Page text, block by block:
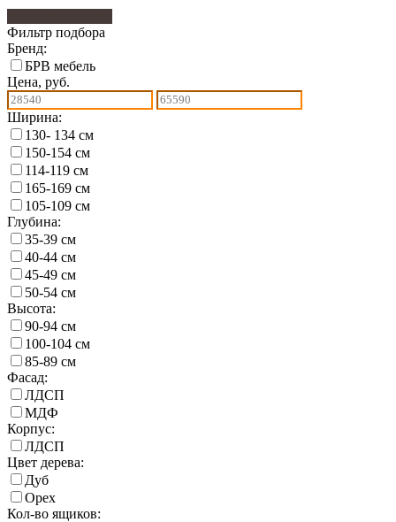
Фильтр подбора
Бренд:
БРВ мебель
Цена, руб.
Ширина:
130- 134 см
150-154 см
114-119 см
165-169 см
105-109 см
Глубина:
35-39 см
40-44 см
45-49 см
50-54 см
Высота:
90-94 см
100-104 см
85-89 см
Фасад:
ЛДСП
МДФ
Корпус:
ЛДСП
Цвет дерева:
Дуб
Орех
Кол-во ящиков: